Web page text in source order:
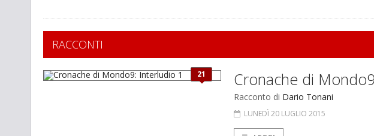
RACCONTI
21 Cronache di
Racconto di Dario Tonani
LUNEDÌ 20 LUGLIO 2015